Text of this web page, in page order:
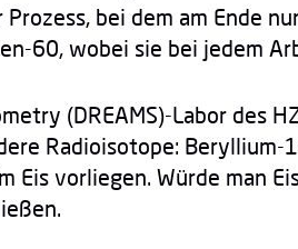
bei dem am Ende
60, wobei sie bei jedem
(DREAMS)-Labor des
Radioisotope:
Eis vorliegen. Würde man